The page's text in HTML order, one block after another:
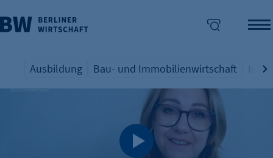
überspringen
Übersicht Schlagwort
Ausbildung
Übersicht Schlagwort
Bau- und Immobilienwirtschaft